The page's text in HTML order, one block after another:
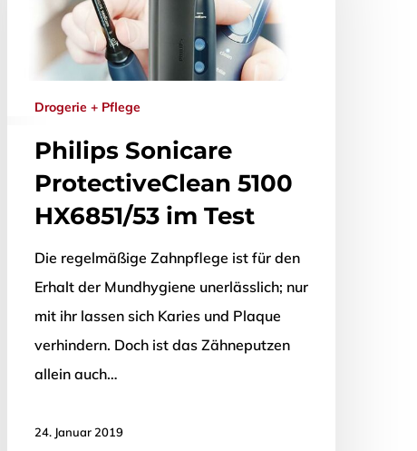
Drogerie + Pflege
Philips Sonicare
ProtectiveClean 5100
HX6851/53 im Test
Die regelmäßige Zahnpflege ist für den
Erhalt der Mundhygiene unerlässlich; nur
mit ihr lassen sich Karies und Plaque
verhindern. Doch ist das Zähneputzen
allein auch…
24. Januar 2019